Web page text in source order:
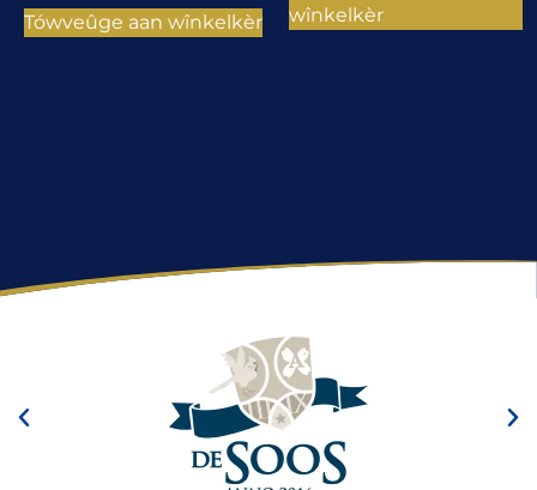
Tówveûge aan wînkelkèr
wînkelkèr